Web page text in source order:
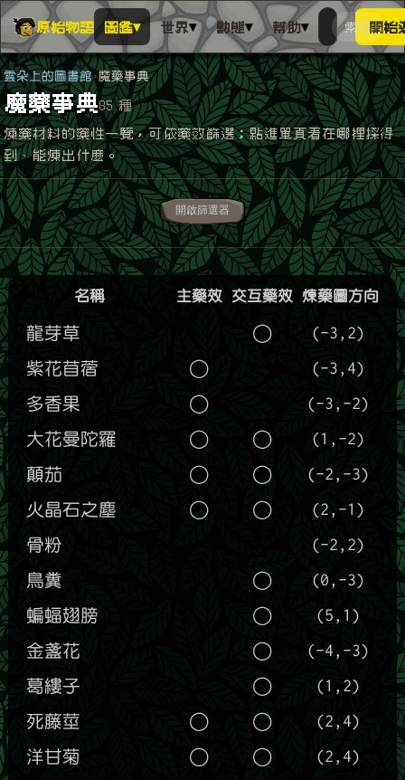
原始物語 圖鑑▾ 世界▾ 動態▾ 幫助▾
搜尋萬物
搜人物、
索引開始
雲朵上的圖書館 魔藥事典
魔藥事典85 種
煉藥材料的藥性一覽，可依藥效篩選；點進單頁看在哪裡採得
到、能煉出什麼。
開啟篩選器
名稱 主藥效 交互藥效 煉藥圖方向
龍芽草 ◯
(-3,2)
紫花苜蓿
◯
(-3,4)
多香果
◯
(-3,-2)
大花曼陀羅
◯ ◯
(1,-2)
顛茄
◯ ◯
(-2,-3)
火晶石之塵
◯ ◯
(2,-1)
骨粉
(-2,2)
鳥糞
◯
(0,-3)
蝙蝠翅膀
◯
(5,1)
金盞花
◯
(-4,-3)
葛縷子
◯
(1,2)
死藤莖
◯ ◯
(2,4)
洋甘菊
◯ ◯
(2,4)